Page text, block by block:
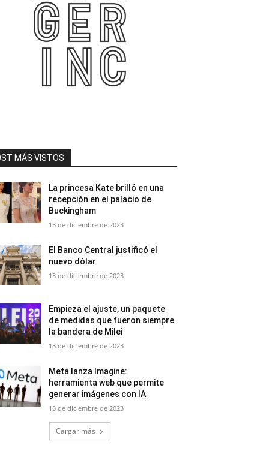
MÁS VISTOS
La princesa Kate brilló en una
recepción en el palacio de
Buckingham
13 de diciembre de 2023
El Banco Central justificó el
nuevo dólar
13 de diciembre de 2023
Empieza el ajuste, un paquete
de medidas que fueron siempre
la bandera de Milei
13 de diciembre de 2023
Meta lanza Imagine:
herramienta web que permite
generar imágenes con IA
13 de diciembre de 2023
Cargar más